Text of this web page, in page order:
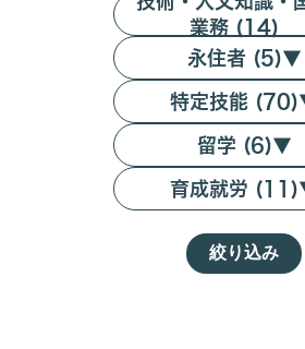
業務 (14)
永住者 (5)▼
特定技能 (70)
留学 (6)▼
育成就労 (11)
絞り込み